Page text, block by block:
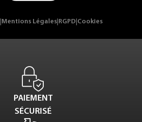
Mentions Légales RGPD Cookies
PAIEMENT
SÉCURISÉ